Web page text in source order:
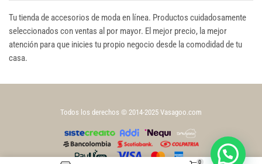
Tu tienda de accesorios de moda en línea. Productos cuidadosamente
seleccionados con ventas al por mayor. El mejor precio, la mejor
atención para que inicies tu propio negocio desde la comodidad de tu
casa.
Todos los derechos © 2014-2025 Vasagoo.com
0